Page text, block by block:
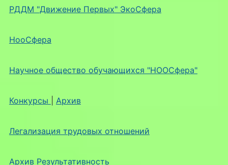
РДДМ "Движение Первых" ЭкоСфера
НооСфера
Научное общество обучающихся "НООСфера"
Конкурсы Архив
Легализация трудовых отношений
Архив Результативность